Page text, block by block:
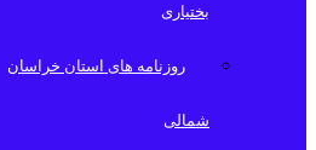
بختیاری
روزنامه های استان خراسان
شمالی